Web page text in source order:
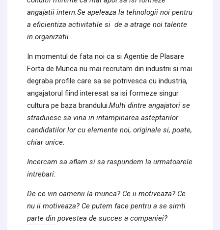
angajatii intern.Se apeleaza la tehnologii noi pentru
a eficientiza activitatile si de a atrage noi talente
in organizatii.
In momentul de fata noi ca si Agentie de Plasare
Forta de Munca nu mai recrutam din industrii si mai
degraba profile care sa se potrivesca cu industria,
angajatorul fiind interesat sa isi formeze singur
cultura pe baza brandului.Multi dintre angajatori se
straduiesc sa vina in intampinarea asteptarilor
candidatilor lor cu elemente noi, originale si, poate,
chiar unice.
Incercam sa aflam si sa raspundem la urmatoarele
intrebari:
De ce vin oamenii la munca? Ce ii motiveaza? Ce
nu ii motiveaza? Ce putem face pentru a se simti
parte din povestea de succes a companiei?